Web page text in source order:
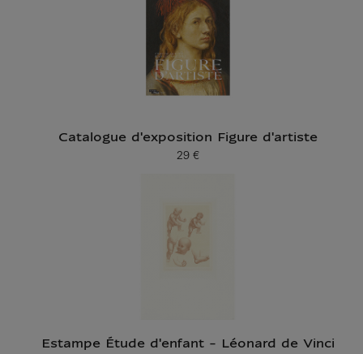
Catalogue d'exposition Figure d'artiste
Prix ​​actuel
29 €
Estampe Étude d'enfant - Léonard de Vinci